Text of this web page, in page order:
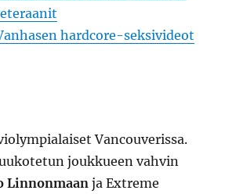
hardcore-seksivideot
Vancouverissa.
joukkueen vahvin
Linnonmaan ja Extreme